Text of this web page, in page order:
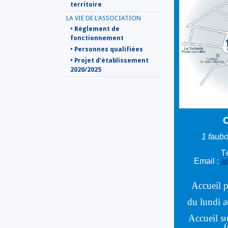
territoire
LA VIE DE L'ASSOCIATION
• Règlement de
fonctionnement
• Personnes qualifiées
• Projet d'établissement
2020/2025
1
Email :
Accueil
du lundi
Accueil